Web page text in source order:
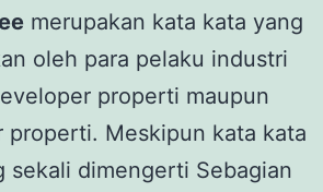
merupakan kata kata yang
oleh para pelaku industri
properti maupun
properti. Meskipun kata kata
sekali dimengerti Sebagian